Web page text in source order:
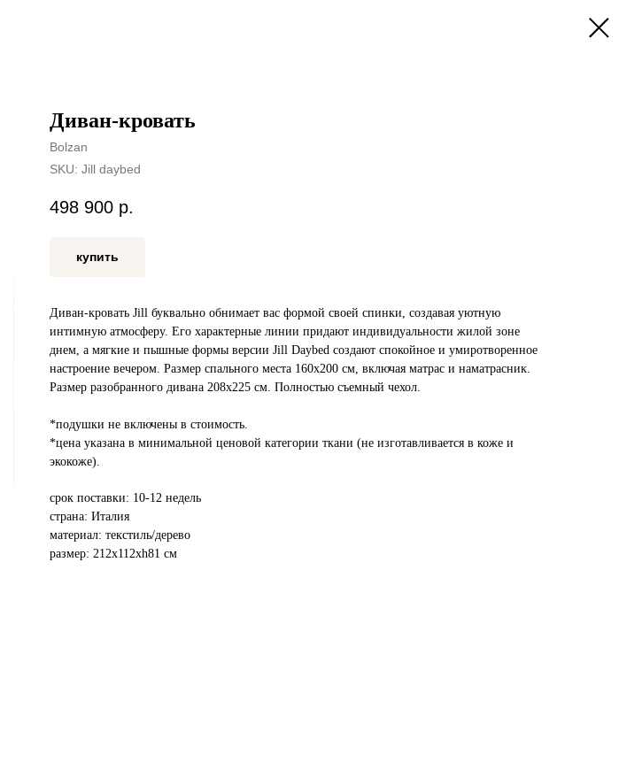
Диван-кровать
Bolzan
SKU: Jill daybed
498 900 р.
купить
Диван-кровать Jill буквально обнимает вас формой своей спинки, создавая уютную
интимную атмосферу. Его характерные линии придают индивидуальности жилой зоне
днем, а мягкие и пышные формы версии Jill Daybed создают спокойное и умиротворенное
настроение вечером. Размер спального места 160x200 см, включая матрас и наматрасник.
Размер разобранного дивана 208x225 см. Полностью съемный чехол.
*подушки не включены в стоимость.
*цена указана в минимальной ценовой категории ткани (не изготавливается в коже и
экокоже).
срок поставки: 10-12 недель
страна: Италия
материал: текстиль/дерево
размер: 212х112хh81 см